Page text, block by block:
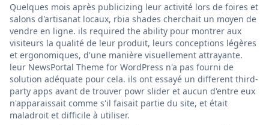
Quelques mois après publicizing leur activité lors de foires et
salons d'artisanat locaux, rbia shades cherchait un moyen de
vendre en ligne. ils required the ability pour montrer aux
visiteurs la qualité de leur produit, leurs conceptions légères
et ergonomiques, d'une manière visuellement attrayante.
leur NewsPortal Theme for WordPress n'a pas fourni de
solution adéquate pour cela. ils ont essayé un different third-
party apps avant de trouver powr slider et aucun d'entre eux
n'apparaissait comme s'il faisait partie du site, et était
maladroit et difficile à utiliser.